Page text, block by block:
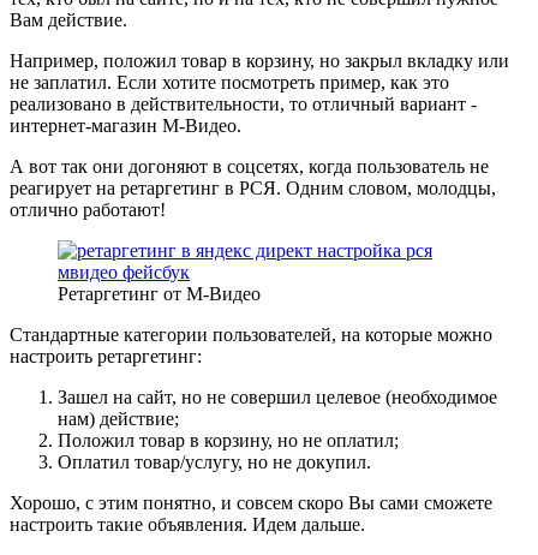
Вам действие.
Например, положил товар в корзину, но закрыл вкладку или
не заплатил. Если хотите посмотреть пример, как это
реализовано в действительности, то отличный вариант -
интернет-магазин M-Видео.
А вот так они догоняют в соцсетях, когда пользователь не
реагирует на ретаргетинг в РСЯ. Одним словом, молодцы,
отлично работают!
Ретаргетинг от М-Видео
Стандартные категории пользователей, на которые можно
настроить ретаргетинг:
Зашел на сайт, но не совершил целевое (необходимое
нам) действие;
Положил товар в корзину, но не оплатил;
Оплатил товар/услугу, но не докупил.
Хорошо, с этим понятно, и совсем скоро Вы сами сможете
настроить такие объявления. Идем дальше.